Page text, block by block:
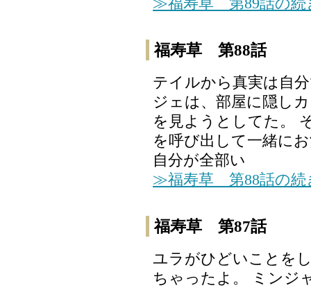
福寿草 第88話
テイルから真実は自
ジェは、部屋に隠し
を見ようとしてた。
を呼び出して一緒に
自分が全部い
≫福寿草 第88話の続
福寿草 第87話
ユラがひどいことを
ちゃったよ。 ミンジ